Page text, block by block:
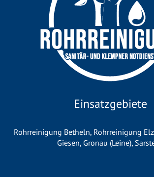
Einsatzgebiete
Rohrreinigung Betheln, Rohrreinigung
Giesen, Gronau (Leine),